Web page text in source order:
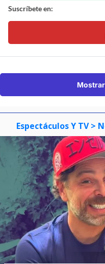
Suscríbete en:
Espectáculos Y TV >